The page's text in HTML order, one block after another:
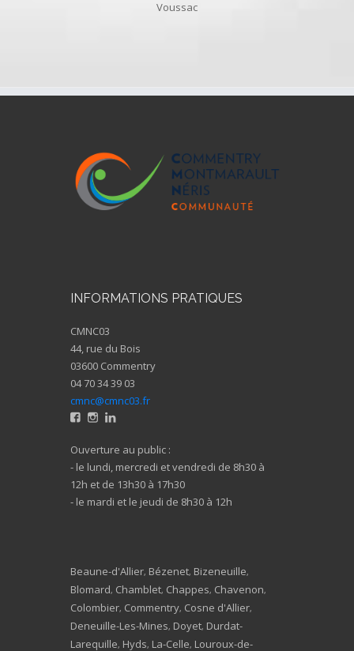
Voussac
INFORMATIONS PRATIQUES
CMNC03
44, rue du Bois
03600 Commentry
04 70 34 39 03
cmnc@cmnc03.fr
Ouverture au public :
- le lundi, mercredi et vendredi de 8h30 à
12h et de 13h30 à 17h30
- le mardi et le jeudi de 8h30 à 12h
Beaune-d'Allier, Bézenet, Bizeneuille,
Blomard, Chamblet, Chappes, Chavenon,
Colombier, Commentry, Cosne d'Allier,
Deneuille-Les-Mines, Doyet, Durdat-
Larequille, Hyds, La-Celle, Louroux-de-